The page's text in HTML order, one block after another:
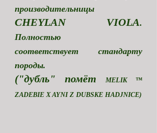
производительницы
CHEYLAN VIOLA.
Полностью
соответствует стандарту
породы.
("дубль" помёт
MELIK ™
ZADEBIE X AYNI Z DUBSKE HADJNICE)